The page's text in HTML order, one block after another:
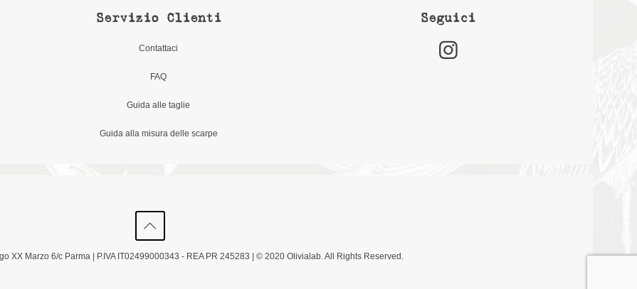
Servizio Clienti
Contattaci
FAQ
Guida alle taglie
Guida alla misura delle scarpe
Seguici
XX Marzo 6/c Parma | P.IVA IT02499000343 - REA PR 245283 | © 2020 Olivialab. All Rights Reserved.